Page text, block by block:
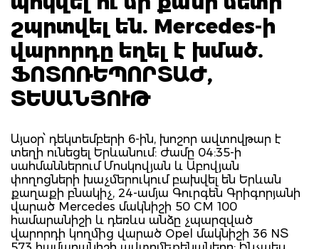
շպրտվել են. Mercedes-ի
վարորդը եղել է խմած.
ՖՈՏՈՌԵՊՈՐՏԱԺ,
ՏԵՍԱՆՅՈՒԹ
Այսօր՝ դեկտեմբերի 6-ին, խոշոր ավտովթար է
տեղի ունեցել Երևանում: Ժամը 04:35-ի
սահմաններում Մոսկովյան և Աբովյան
փողոցների խաչմերուկում բախվել են Երևան
քաղաքի բնակիչ, 24-ամյա Գուրգեն Գրիգորյանի
վարած Mercedes մակնիշի 50 CM 100
համարանիշի և դեռևս անձը չպարզված
վարորդի կողմից վարած Opel մակնիշի 36 NՏ